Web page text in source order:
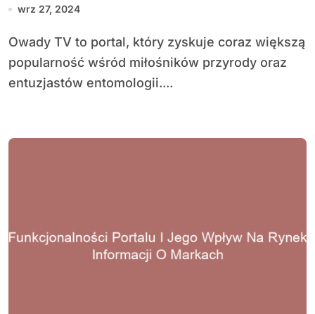
wrz 27, 2024
Owady TV to portal, który zyskuje coraz większą
popularność wśród miłośników przyrody oraz
entuzjastów entomologii....